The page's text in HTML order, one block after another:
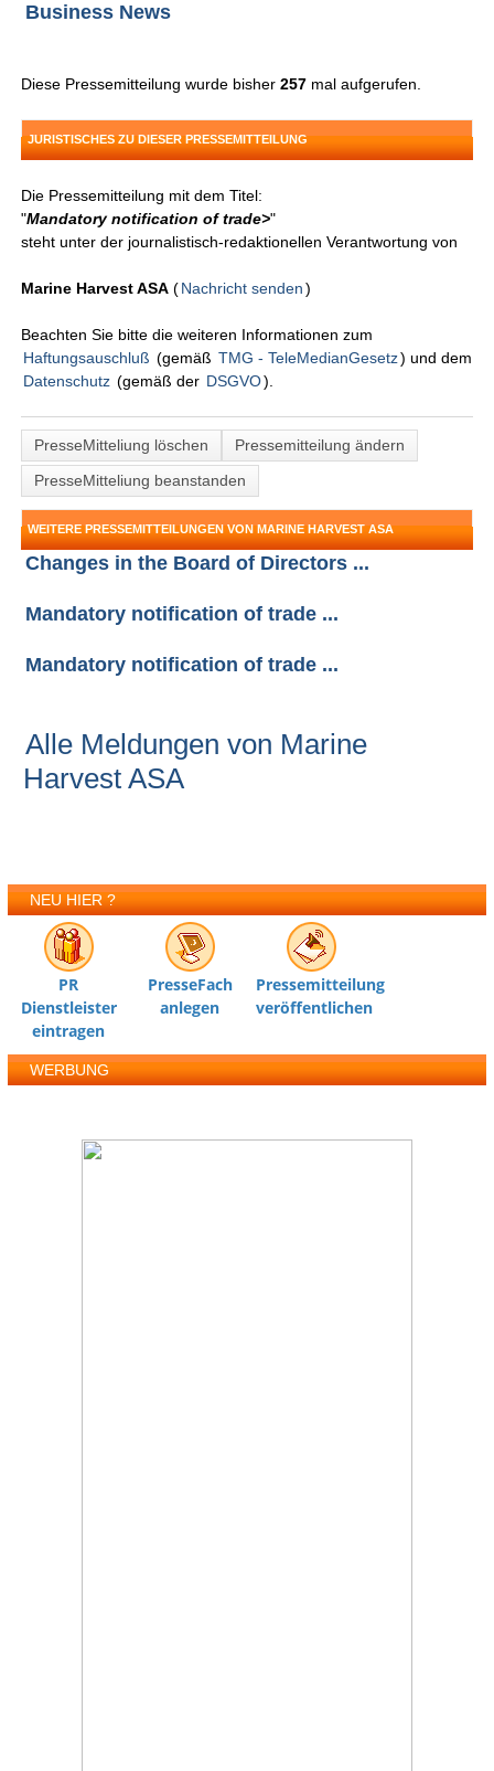
Business News
Diese Pressemitteilung wurde bisher257 mal aufgerufen.
JURISTISCHES ZU DIESER PRESSEMITTEILUNG
Die Pressemitteilung mit dem Titel:
"Mandatory notification of trade>"
steht unter der journalistisch-redaktionellen Verantwortung von
Marine Harvest ASA (Nachricht senden )
Beachten Sie bitte die weiteren Informationen zum
Haftungsauschluß (gemäß TMG - TeleMedianGesetz) und dem
Datenschutz (gemäß der DSGVO).
PresseMitteliung löschen
Pressemitteilung ändern
PresseMitteliung beanstanden
WEITERE PRESSEMITTEILUNGEN VON MARINE HARVEST ASA
Changes in the Board of Directors ...
Mandatory notification of trade ...
Mandatory notification of trade ...
Alle Meldungen von Marine
Harvest ASA
NEU HIER ?
PR
Dienstleister
eintragen
PresseFach
anlegen
Pressemitteilung
veröffentlichen
WERBUNG